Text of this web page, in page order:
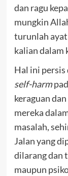
dan ragu
mungkin
turunlah
kalian dalam
Hal ini persis
self-harm
keraguan
mereka
masalah,
Jalan yang
dilarang dan
maupun